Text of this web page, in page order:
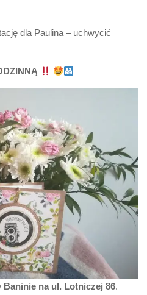
dla Paulina – uchwycić
Baninie na ul. Lotniczej 86.